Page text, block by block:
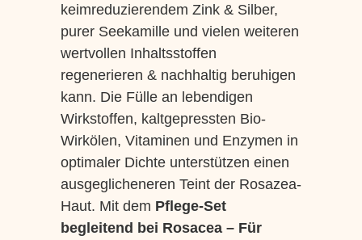
keimreduzierendem Zink & Silber,
purer Seekamille und vielen weiteren
wertvollen Inhaltsstoffen
regenerieren & nachhaltig beruhigen
kann. Die Fülle an lebendigen
Wirkstoffen, kaltgepressten Bio-
Wirkölen, Vitaminen und Enzymen in
optimaler Dichte unterstützen einen
ausgeglicheneren Teint der Rosazea-
Haut. Mit dem Pflege-Set
begleitend bei Rosacea – Für